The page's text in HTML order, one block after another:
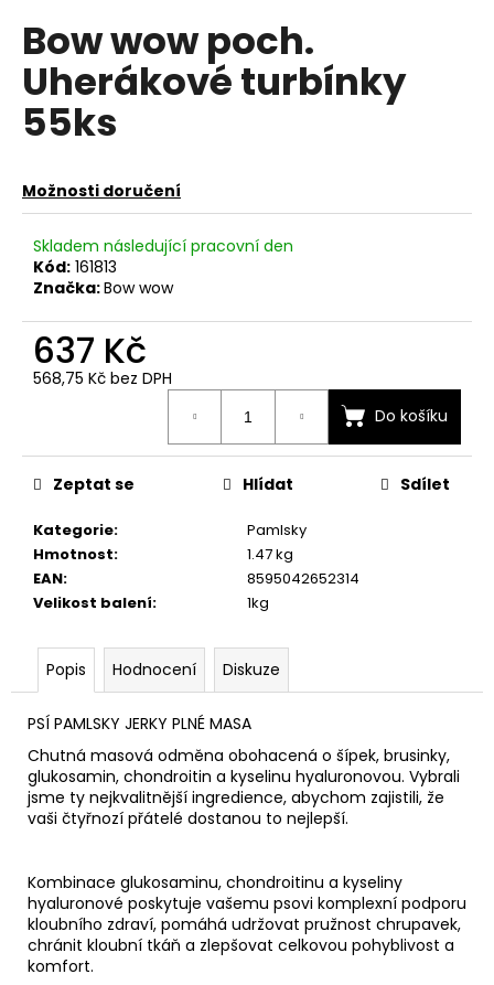
produktu
je
0,0
z
5
hvězdiček.
Bow wow poch.
Uherákové turbínky
55ks
Možnosti doručení
Skladem následující pracovní den
Kód: 161813
Značka:Bow wow
637 Kč
568,75 Kč bez DPH
Do košíku
Kategorie:
Pamlsky
Hmotnost:
1.47 kg
EAN:
8595042652314
Velikost balení: 1kg
Zeptat se Hlídat Sdílet
Popis Hodnocení Diskuze
PSÍ PAMLSKY JERKY PLNÉ MASA
Chutná masová odměna obohacená o šípek, brusinky,
glukosamin, chondroitin a kyselinu hyaluronovou. Vybrali
jsme ty nejkvalitnější ingredience, abychom zajistili, že
vaši čtyřnozí přátelé dostanou to nejlepší.
Kombinace glukosaminu, chondroitinu a kyseliny
hyaluronové poskytuje vašemu psovi komplexní podporu
kloubního zdraví, pomáhá udržovat pružnost chrupavek,
chránit kloubní tkáň a zlepšovat celkovou pohyblivost a
komfort.
a
j
í
t
?
HLEDAT
D
o
r
u
č
u
e
m